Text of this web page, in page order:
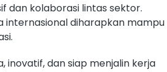
dan kolaborasi lintas sektor.
internasional diharapkan mampu
inovatif, dan siap menjalin kerja